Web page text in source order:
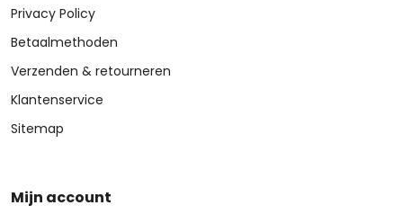
Privacy Policy
Betaalmethoden
Verzenden & retourneren
Klantenservice
Sitemap
Mijn account